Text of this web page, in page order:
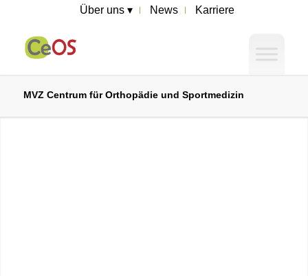
Über uns ▾ News Karriere
MVZ Centrum für Orthopädie und Sportmedizin